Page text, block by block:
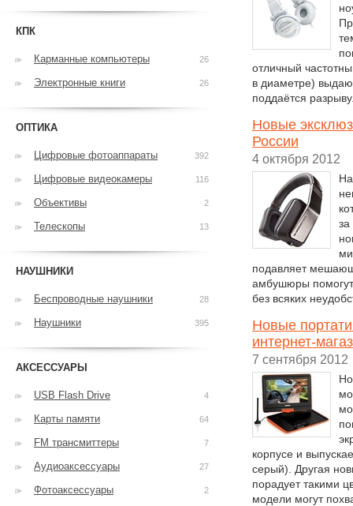
отличный
в диаметре)
поддаётся
Новые
России
4 октября 2012
подавляет
амбушюры
без всяких
Новые
интернет-
7 сентября 2012
корпусе и
серый). Другая
порадует такими
модели могут
КПК
Карманные компьютеры 26
Электронные книги 26
ОПТИКА
Цифровые фотоаппараты 392
Цифровые видеокамеры 116
Объективы 2
Телескопы 13
НАУШНИКИ
Беспроводные наушники 28
Наушники 395
АКСЕССУАРЫ
USB Flash Drive 4
Карты памяти 64
FM трансмиттеры 7
Аудиоаксессуары 27
Фотоаксессуары 2